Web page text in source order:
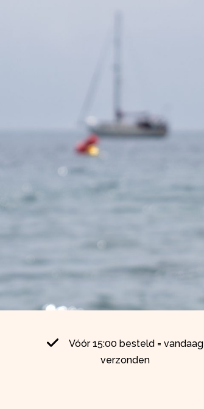
Vóór 15:00 besteld = vandaag
verzonden